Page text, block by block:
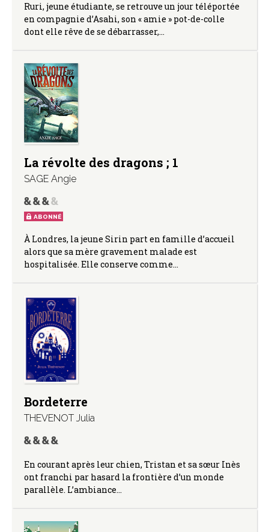
Ruri, jeune étudiante, se retrouve un jour téléportée
en compagnie d’Asahi, son « amie » pot-de-colle
dont elle rêve de se débarrasser,…
La révolte des dragons ; 1
SAGE Angie
ABONNÉ
À Londres, la jeune Sirin part en famille d’accueil
alors que sa mère gravement malade est
hospitalisée. Elle conserve comme…
Bordeterre
THEVENOT Julia
En courant après leur chien, Tristan et sa sœur Inès
ont franchi par hasard la frontière d’un monde
parallèle. L’ambiance…